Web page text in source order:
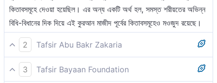
কিতাবসমূহে দেওয়া হয়েছিল। এর অন্য একটি অর্থ হল, সমস্ত শরীয়তের অভিন্ন
বিধি-বিধানের দিক দিয়ে এই কুরআন মাজীদ পূর্বের কিতাবসমূহেও মওজুদ রয়েছে।
2 Tafsir Abu Bakr Zakaria
আর পূর্ববর্তী কিতাবসমূহে অবশ্যই এর উল্লেখ আছে।
3 Tafsir Bayaan Foundation